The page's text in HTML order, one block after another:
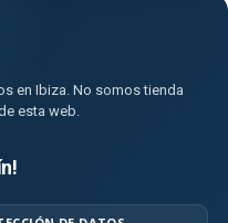
en Ibiza. No somos tienda
esta web.